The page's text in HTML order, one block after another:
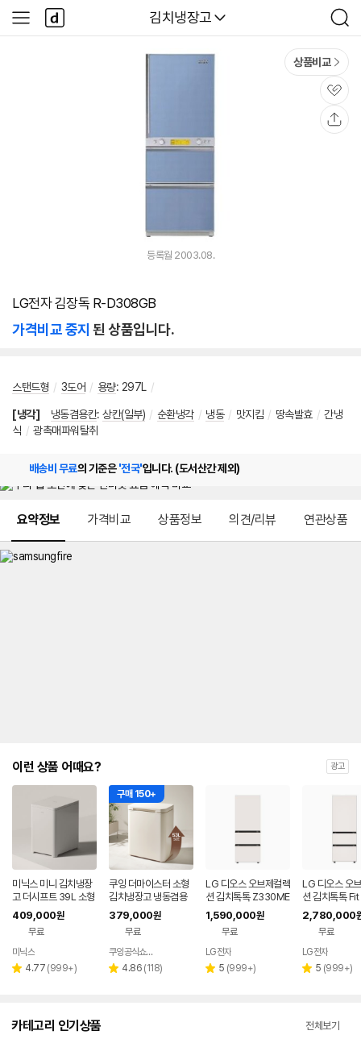
다나와
김치냉장고
검
색
사
이
다
나
와
상품비교
관
심
등록월 2003.08.
LG전자 김장독 R-D308GB
가격비교 중지 된 상품입니다.
스탠드형 / 3도어 / 용량: 297L /
[냉각] 냉동겸용칸: 상칸(일부) / 순환냉각 / 냉동 / 맛지킴 / 땅속발효 / 간냉
식 / 광촉매파워탈취
배송비 무료의 기준은'전국'입니다. (도서산간 제외)
요약정보 가격비교 상품정보 의견/리뷰 연관상품
이런 상품 어때요? 광고
미닉스 미니 김치냉장
고 더시프트 39L 소형
뚜껑형
409,000원
무료
미닉스
별 4.77 리
(999+)
구매 150+
쿠잉 더마이스터 소형
김치냉장고 냉동겸용
뚜껑형 발효숙성 K05
5CGGB 그레이지
379,000원
무료
페이
쿠잉공식쇼핑몰
별 4.86 리
(118)
LG 디오스 오브제컬렉
션 김치톡톡 Z330ME
EF11
1,590,000원
무료
LG전자
별 5 리
(999+)
LG 디오스 오
션 김치톡톡
x
2,780,000
무료
LG전자
별 5 리
(999+)
카테고리 인기상품 전체보기